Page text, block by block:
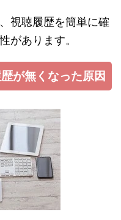
視聴履歴を簡単に確
があります。
が無くなった原因